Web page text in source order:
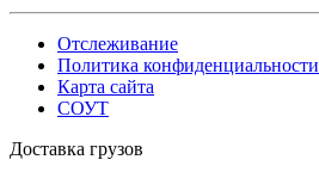
Отслеживание
Политика конфиденциальности
Карта сайта
СОУТ
Доставка грузов